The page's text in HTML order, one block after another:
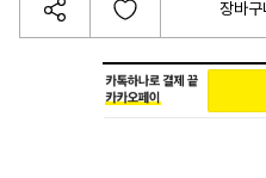
장바구